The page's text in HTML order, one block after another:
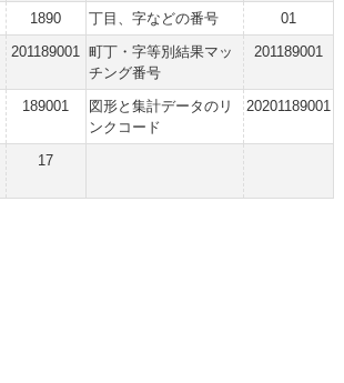
1890 丁目、字などの番号
01
201189001 町丁・字等別結果マッ
チング番号
201189001
189001
図形と集計データのリ
ンクコード
20201189001
17